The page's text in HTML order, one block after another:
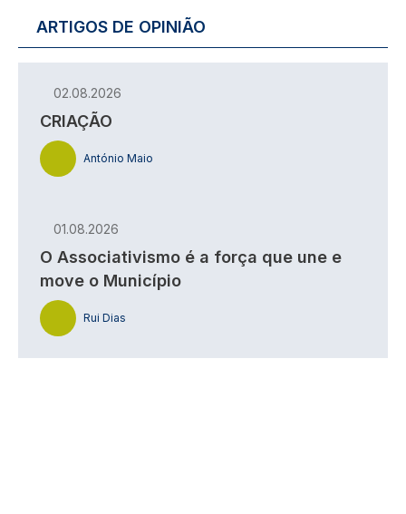
ARTIGOS DE OPINIÃO
02.08.2026
CRIAÇÃO
António Maio
01.08.2026
O Associativismo é a força que une e
move o Município
Rui Dias